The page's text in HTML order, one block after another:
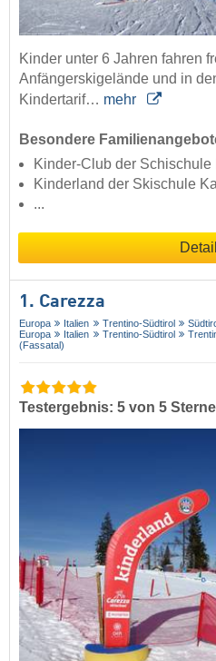
Kinder unter 6 Jahren fahren
Anfängerskigelände und in
Kindertarif… mehr
Besondere
Kinder-Club der Schischule
Kinderland der Skischule
...
1. Carezza
Europa Italien Trentino-Südtirol
Europa
Italien Trentino-Südtirol
(Fassatal)
Testergebnis: 5 von 5